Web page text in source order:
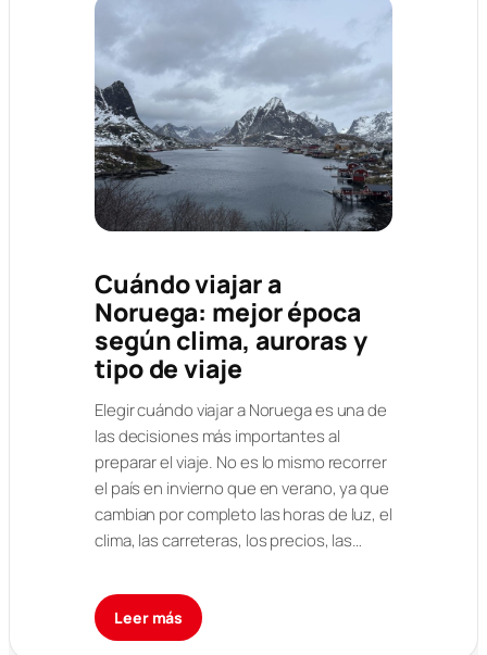
Cuándo viajar a
Noruega: mejor época
según clima, auroras y
tipo de viaje
Elegir cuándo viajar a Noruega es una de
las decisiones más importantes al
preparar el viaje. No es lo mismo recorrer
el país en invierno que en verano, ya que
cambian por completo las horas de luz, el
clima, las carreteras, los precios, las…
Leer más